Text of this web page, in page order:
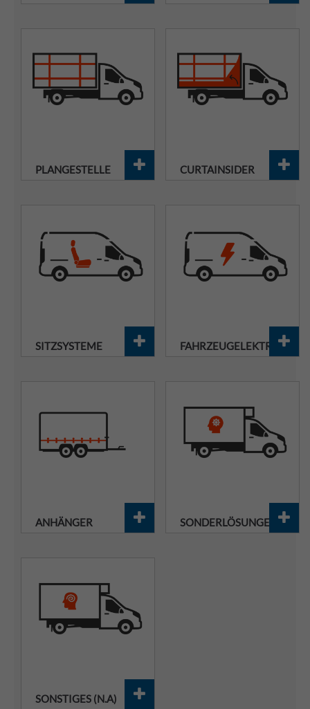
PLANGESTELLE CURTAINSIDER
SITZSYSTEME FAHRZEUGELEKTRIK
ANHÄNGER SONDERLÖSUNGEN
SONSTIGES (N.A)